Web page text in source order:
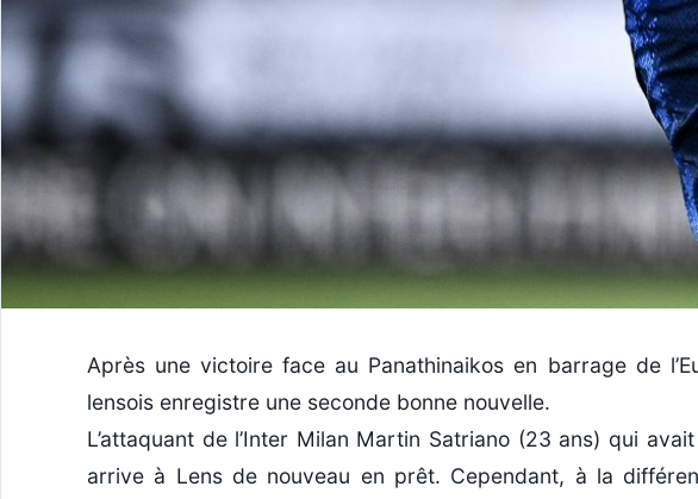
Après une victoire face au Panathinaikos en barrage de
lensois enregistre une seconde bonne nouvelle.
L’attaquant de l’Inter Milan Martin Satriano (23 ans) qui
arrive à Lens de nouveau en prêt. Cependant, à la